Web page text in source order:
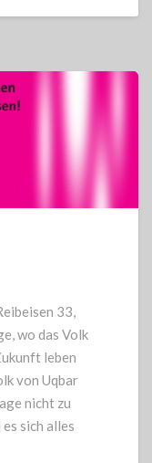
33,
wo das Volk
leben
von Uqbar
nicht zu
sich alles